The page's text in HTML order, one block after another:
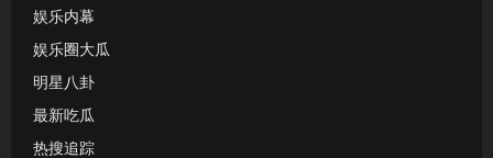
娱乐内幕
娱乐圈大瓜
明星八卦
最新吃瓜
热搜追踪